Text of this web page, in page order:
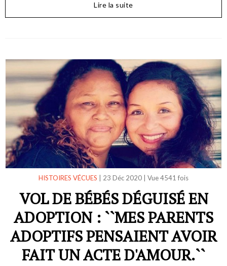
Lire la suite
HISTOIRES VÉCUES 23 Déc 2020 Vue 4541 fois
VOL DE BÉBÉS DÉGUISÉ EN
ADOPTION : ``MES PARENTS
ADOPTIFS PENSAIENT AVOIR
FAIT UN ACTE D'AMOUR.``